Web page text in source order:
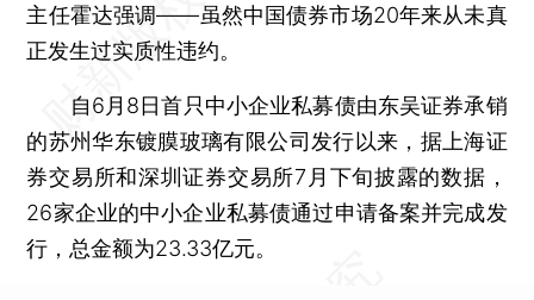
主任霍达强调——虽然中国债券市场20年来从未真
正发生过实质性违约。
自6月8日首只中小企业私募债由东吴证券承销
的苏州华东镀膜玻璃有限公司发行以来，据上海证
券交易所和深圳证券交易所7月下旬披露的数据，
26家企业的中小企业私募债通过申请备案并完成发
行，总金额为23.33亿元。